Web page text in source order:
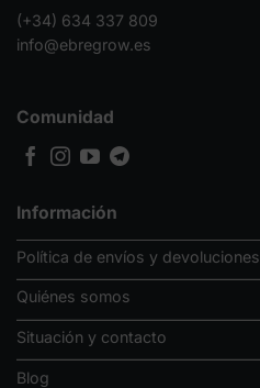
(+34) 634 337 809
info@ebregrow.es
Información
Política de envíos y devoluciones
Quiénes somos
Situación y contacto
Blog
Comunidad